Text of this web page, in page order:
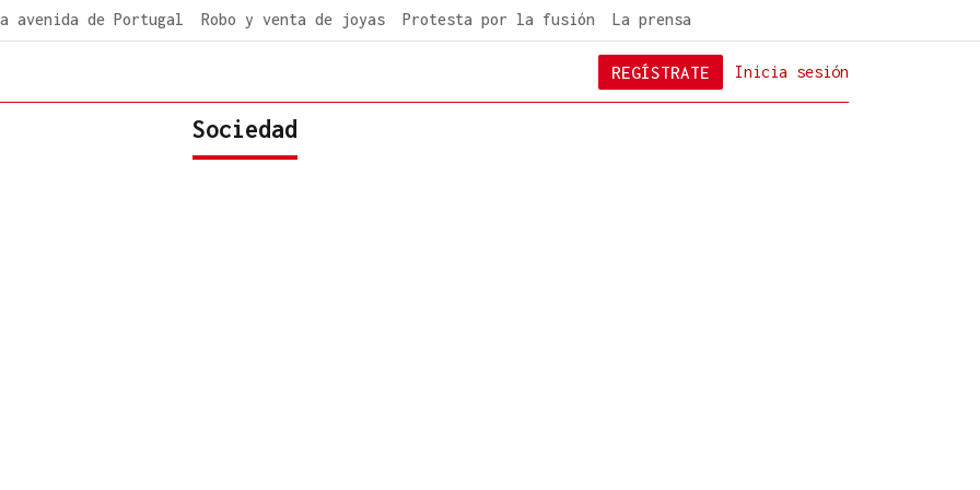
avenida de Portugal Robo y venta de joyas Protesta por la fusión La prensa
Inicia sesión
REGÍSTRATE
Sociedad